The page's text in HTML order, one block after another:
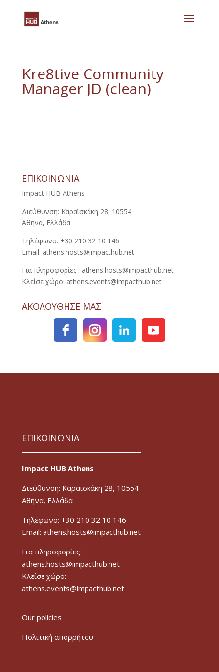
Kre8tive Community
Manager JD (clean)
ΕΠΙΚΟΙΝΩΝΙΑ
Impact HUB Athens
Διεύθυνση: Καραϊσκάκη 28, 10554
Αθήνα, Ελλάδα
Τηλέφωνο: +30 210 32 10 146
Email: athens.hosts@impacthub.net
Για πληροφορίες : athens.hosts@impacthub.net
Κλείσε χώρο: athens.events@impacthub.net
ΑΚΟΛΟΥΘΗΣΕ ΜΑΣ
ΕΠΙΚΟΙΝΩΝΙΑ
Impact HUB Athens
Διεύθυνση: Καραϊσκάκη 28, 10554
Αθήνα, Ελλάδα
Τηλέφωνο: +30 210 32 10 146
Email: athens.hosts@impacthub.net
Για πληροφορίες :
athens.hosts@impacthub.net
Κλείσε χώρο:
athens.events@impacthub.net
Our policies
Πολιτική απορρήτου